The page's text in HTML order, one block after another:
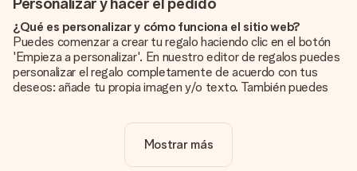
¿Qué es personalizar y cómo funciona el sitio web?
Puedes comenzar a crear tu regalo haciendo clic en el botón
'Empieza a personalizar'. En nuestro editor de regalos puedes
personalizar el regalo completamente de acuerdo con tus
deseos: añade tu propia imagen y/o texto. También puedes
¿La personalización está incluida en el precio?
El precio que se muestra en el sitio web incluye la
Mostrar más